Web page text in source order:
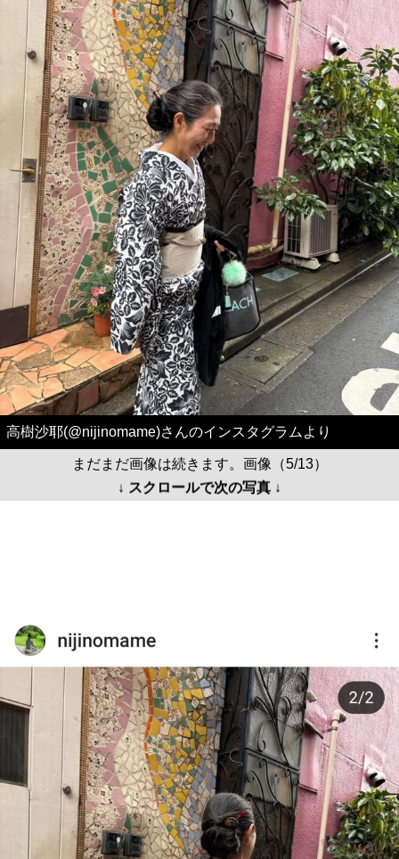
高樹沙耶(@nijinomame)さんのインスタグラムより
まだまだ画像は続きます。画像（5/13）
↓ スクロールで次の写真 ↓